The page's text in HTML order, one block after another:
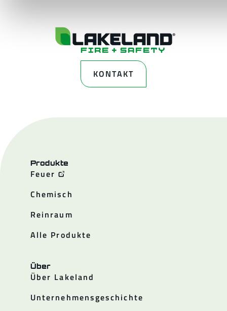
KONTAKT
Produkte
Feuer
Chemisch
Reinraum
Alle Produkte
Über
Über Lakeland
Unternehmensgeschichte